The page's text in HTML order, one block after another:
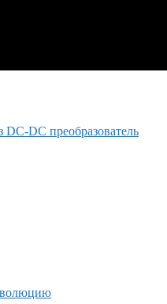
DC-DC преобразователь